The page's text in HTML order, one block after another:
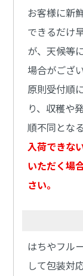
お客様に新
できるだけ
が、天候等
場合がござい
原則受付順
り、収穫や
順不同とな
入荷できな
いただく場
さい。
はちやフル
して包装対